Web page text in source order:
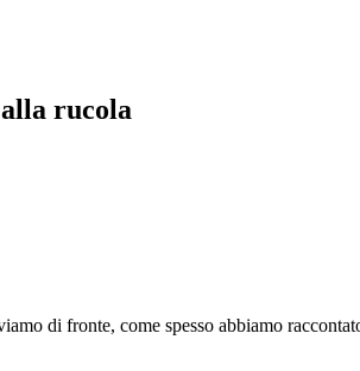
rucola
di fronte, come spesso abbiamo